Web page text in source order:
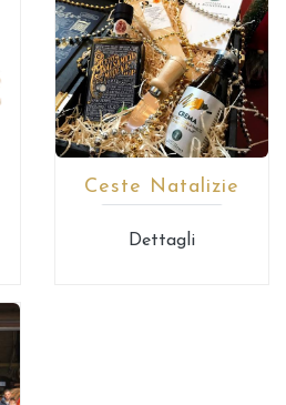
Ceste Natalizie
Dettagli